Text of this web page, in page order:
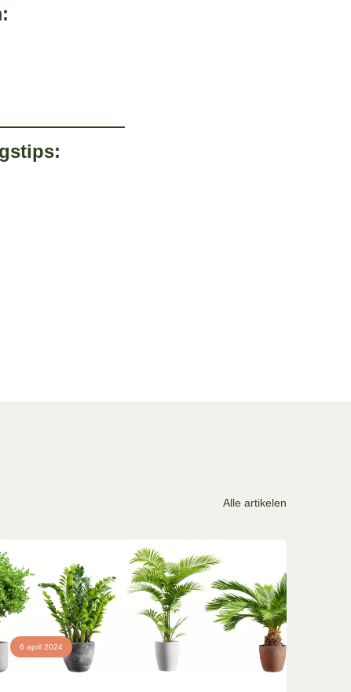
Alle artikelen
6 april 2024